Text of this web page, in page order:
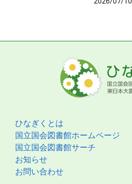
ひなぎくとは
国立国会図書館ホームページ
国立国会図書館サーチ
お知らせ
お問い合わせ